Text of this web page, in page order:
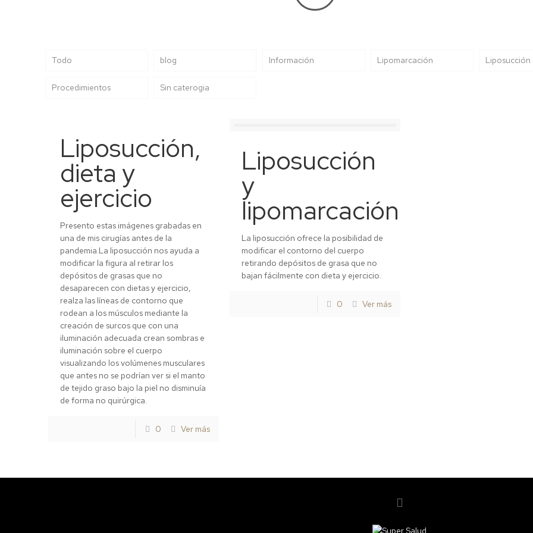
Todo blog Información Lipomarcación Liposucción
Procedimientos Sin caterogia
Liposucción,
dieta y
ejercicio
Presento estas imágenes grabadas en
una de mis cirugías antes de la
pandemia.La liposucción nos ayuda a
modificar la figura al retirar los
depósitos de grasas que no
desaparecen con dietas y ejercicio,
realza las líneas de contorno que
rodean a los músculos mediante la
creación de surcos que con una
iluminación adecuada crean sombras e
iluminación sobre el cuerpo
visualizando los volúmenes musculares
que antes no se podrían ver si el manto
de tejido graso bajo la piel no disminuía
de forma no quirúrgica.
0 Ver más
Liposucción
y
lipomarcación
La liposucción ofrece la posibilidad de
modificar el contorno del cuerpo
retirando depósitos de grasa que no
bajan fácilmente con dieta y ejercicio.
0 Ver más